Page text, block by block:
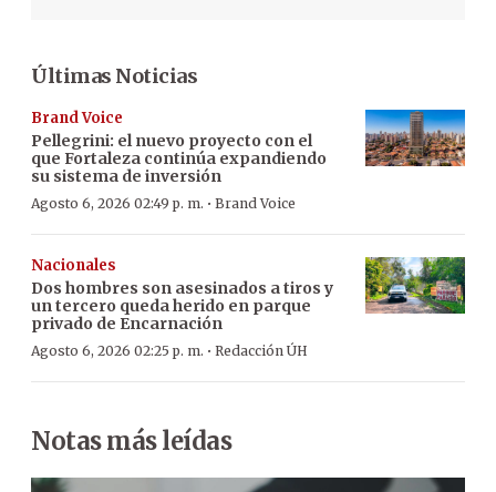
Últimas Noticias
Brand Voice
Pellegrini: el nuevo proyecto con el
que Fortaleza continúa expandiendo
su sistema de inversión
Agosto 6, 2026 02:49 p. m. · Brand Voice
Nacionales
Dos hombres son asesinados a tiros y
un tercero queda herido en parque
privado de Encarnación
Agosto 6, 2026 02:25 p. m. · Redacción ÚH
Notas más leídas